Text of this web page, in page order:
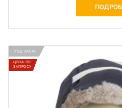
ПОД ЗАКАЗ
ЦЕНА ПО
ЗАПРОСУ